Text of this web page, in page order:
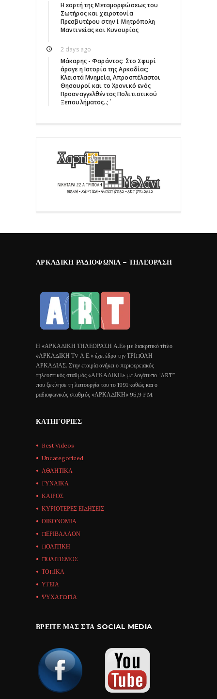
Η εορτή της Μεταμορφώσεως του
Σωτήρος και χειροτονία
Πρεσβυτέρου στην Ι. Μητρόπολη
Μαντινείας και Κυνουρίας
2 days ago
Μάκαρης - Φαράντος: ΄΄Στο Σφυρί
άραγε η Ιστορία της Αρκαδίας;
Κλειστά Μνημεία, Απροσπέλαστοι
Θησαυροί και το Χρονικό ενός
Προαναγγελθέντος Πολιτιστικού
Ξεπουλήματος..;΄΄
ΑΡΚΑΔΙΚΉ ΡΑΔΙΟΦΩΝΊΑ – ΤΗΛΕΌΡΑΣΗ
Η «ΑΡΚΑΔΙΚΗ ΤΗΛΕΟΡΑΣΗ Α.Ε» με διακριτικό τίτλο
«ΑΡΚΑΔΙΚΗ ΤV Α.Ε.» έχει έδρα την ΤΡΙΠΟΛΗ
ΑΡΚΑΔΙΑΣ. Στην εταιρία ανήκει ο περιφερειακός
τηλεοπτικός σταθμός «ΑΡΚΑΔΙΚΗ» με λογότυπο “ART”
που ξεκίνησε τη λειτουργία του το 1991 καθώς και ο
ραδιοφωνικός σταθμός «ΑΡΚΑΔΙΚΗ» 95,9 FM.
ΚΑΤΗΓΟΡΊΕΣ
Best Videos
Uncategorized
ΑΘΛΗΤΙΚΑ
ΓΥΝΑΙΚΑ
ΚΑΙΡΟΣ
ΚΥΡΙΟΤΕΡΕΣ ΕΙΔΗΣΕΙΣ
ΟΙΚΟΝΟΜΙΑ
ΠΕΡΙΒΑΛΛΟΝ
ΠΟΛΙΤΙΚΗ
ΠΟΛΙΤΙΣΜΟΣ
ΤΟΠΙΚΑ
ΥΓΕΙΑ
ΨΥΧΑΓΩΓΙΑ
ΒΡΕΊΤΕ ΜΑΣ ΣΤΑ SOCIAL MEDIA